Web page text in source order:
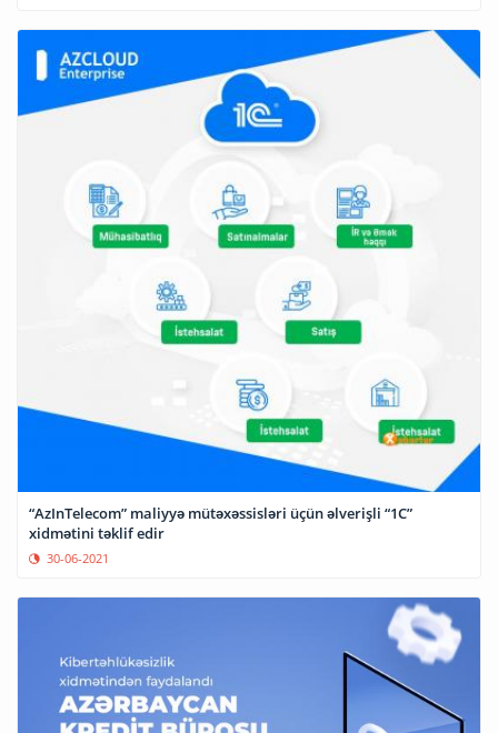
“AzInTelecom” maliyyə mütəxəssisləri üçün əlverişli “1C”
xidmətini təklif edir
30-06-2021